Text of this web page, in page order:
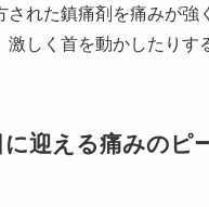
された鎮痛剤を痛みが
激しく首を動かしたりす
迎える痛みのピ